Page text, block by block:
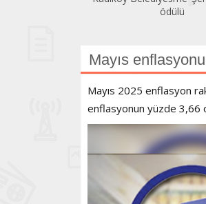
ödülü
Mayıs
Mayıs 2025 enflasyon
enflasyonun yüzde 3,66